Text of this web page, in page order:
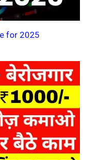
for 2025